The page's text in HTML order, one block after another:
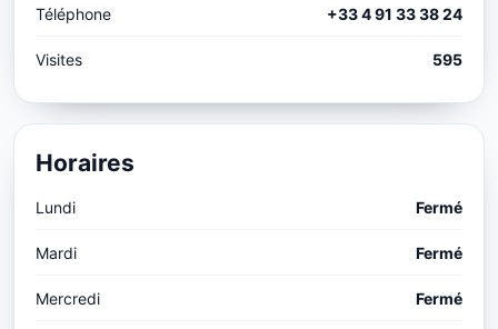
Téléphone +33 4 91 33 38 24
Visites 595
Horaires
Lundi Fermé
Mardi Fermé
Mercredi Fermé